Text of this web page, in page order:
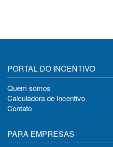
PORTAL DO INCENTIVO
Quem somos
Calculadora de Incentivo
Contato
PARA EMPRESAS